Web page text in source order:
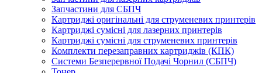
Запчастини для СБПЧ
Картриджі оригінальні для струменевих принтерів
Картриджі сумісні для лазерних принтерів
Картриджі сумісні для струменевих принтерів
Комплекти перезаправних картриджів (КПК)
Системи Безперервної Подачі Чорнил (СБПЧ)